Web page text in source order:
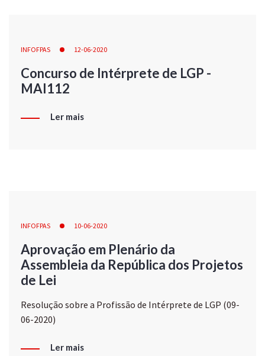
INFOFPAS 12-06-2020
Concurso de Intérprete de LGP -
MAI112
Ler mais
INFOFPAS 10-06-2020
Aprovação em Plenário da
Assembleia da República dos Projetos
de Lei
Resolução sobre a Profissão de Intérprete de LGP (09-
06-2020)
Ler mais